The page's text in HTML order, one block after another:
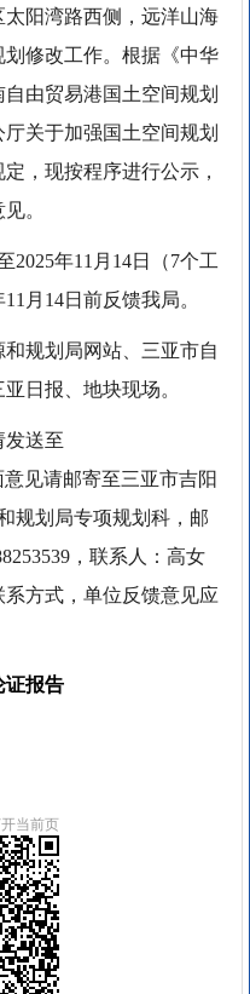
阳湾路西侧，远洋山海
修改工作。根据《中华
由贸易港国土空间规划
关于加强国土空间规划
，现按程序进行公示，
。
2025年11月14日（7个工
月14日前反馈我局。
规划局网站、三亚市自
日报、地块现场。
发送至
意见请邮寄至三亚市吉阳
规划局专项规划科，邮
，联系人：高女
方式，单位反馈意见应
证报告
当前页